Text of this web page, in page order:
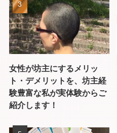
女性が坊主にするメリッ
ト・デメリットを、坊主経
験豊富な私が実体験からご
紹介します！